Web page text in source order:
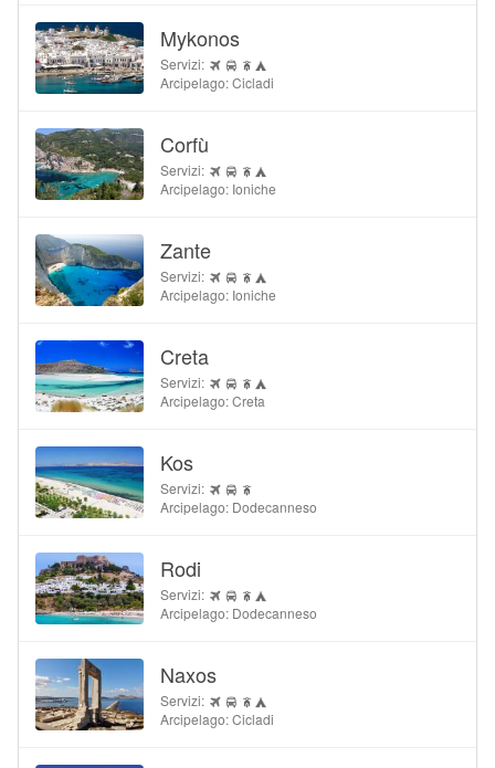
Mykonos
Servizi:
Arcipelago: Cicladi
Corfù
Servizi:
Arcipelago: Ioniche
Zante
Servizi:
Arcipelago: Ioniche
Creta
Servizi:
Arcipelago: Creta
Kos
Servizi:
Arcipelago: Dodecanneso
Rodi
Servizi:
Arcipelago: Dodecanneso
Naxos
Servizi:
Arcipelago: Cicladi